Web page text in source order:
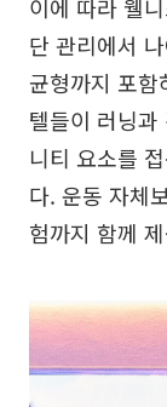
이에 따라 웰
단 관리에서
균형까지 포
텔들이 러닝
니티 요소를
다. 운동 자체
험까지 함께